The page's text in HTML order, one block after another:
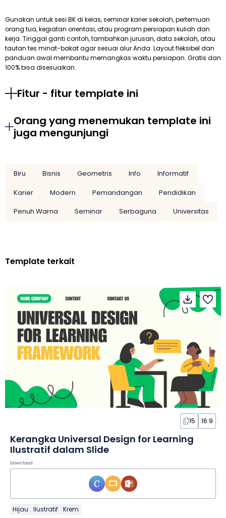
Gunakan untuk sesi BK di kelas, seminar karier sekolah, pertemuan
orang tua, kegiatan orientasi, atau program persiapan kuliah dan
kerja. Tinggal ganti contoh, tambahkan jurusan, data sekolah, atau
tautan tes minat-bakat agar sesuai alur Anda. Layout fleksibel dan
panduan awal membantu memangkas waktu persiapan. Gratis dan
100% bisa disesuaikan.
Fitur - fitur template ini
Orang yang menemukan template ini
juga mengunjungi
Biru Bisnis Geometris Info
Informatif
Karier
Modern Pemandangan
Pendidikan
Penuh Warna
Seminar Serbaguna Universitas
Template terkait
15 16:9
Kerangka Universal Design for Learning
Ilustratif dalam Slide
Download
Hijau Ilustratif Krem